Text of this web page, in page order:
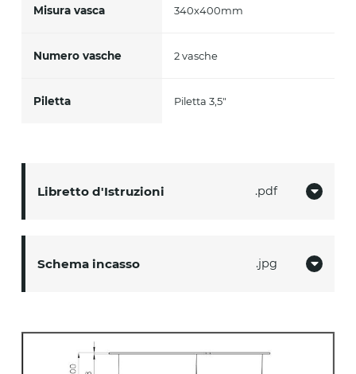
Libretto d'Istruzioni pdf
Schema incasso jpg
Misura vasca 340x400mm
Numero vasche 2 vasche
Piletta Piletta 3,5"